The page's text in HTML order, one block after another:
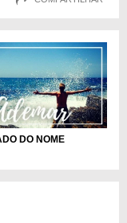
DO NOME